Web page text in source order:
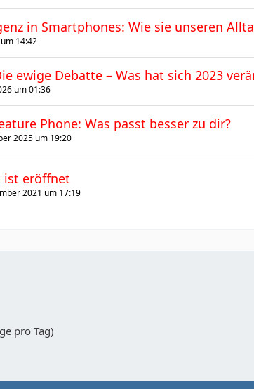
in Smartphones: Wie sie unseren
14:42
ewige Debatte – Was hat sich 2023
um 01:36
Phone: Was passt besser zu dir?
2025 um 19:20
ist eröffnet
2021 um 17:19
pro Tag)